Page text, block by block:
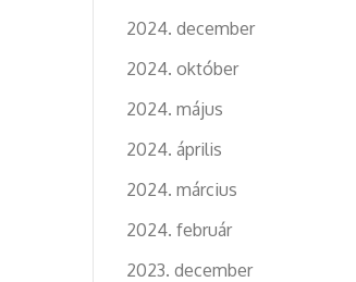
2024. december
2024. október
2024. május
2024. április
2024. március
2024. február
2023. december